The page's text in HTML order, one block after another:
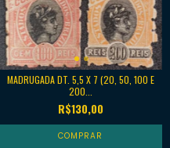
MADRUGADA DT. 5,5 X 7 (20, 50, 100 E
200...
R$130,00